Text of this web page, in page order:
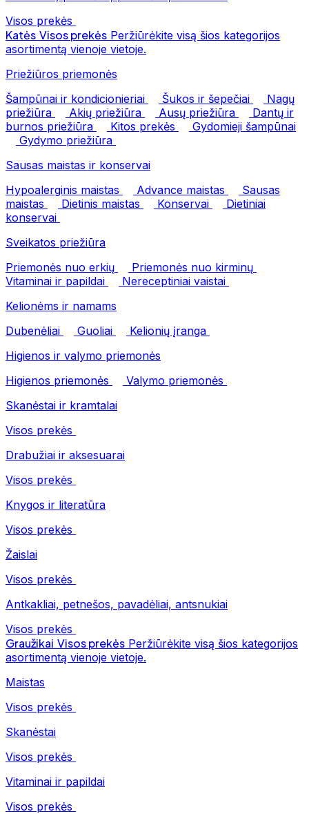
Visos prekės
Katės Visos prekės Peržiūrėkite visą šios kategorijos
asortimentą vienoje vietoje.
Priežiūros priemonės
Šampūnai ir kondicionieriai
Šukos ir šepečiai
Nagų
priežiūra
Akių priežiūra Ausų priežiūra
Dantų ir
burnos priežiūra
Kitos prekės
Gydomieji šampūnai
Gydymo priežiūra
Sausas maistas ir konservai
Hypoalerginis maistas
Advance maistas
Sausas
maistas
Dietinis maistas Konservai
Dietiniai
konservai
Sveikatos priežiūra
Priemonės nuo erkių
Priemonės nuo kirminų
Vitaminai ir papildai
Nereceptiniai vaistai
Kelionėms ir namams
Dubenėliai
Guoliai
Kelionių įranga
Higienos ir valymo priemonės
Higienos priemonės
Valymo priemonės
Skanėstai ir kramtalai
Visos prekės
Drabužiai ir aksesuarai
Visos prekės
Knygos ir literatūra
Visos prekės
Žaislai
Visos prekės
Antkakliai, petnešos, pavadėliai, antsnukiai
Visos prekės
Graužikai Visos prekės Peržiūrėkite visą šios kategorijos
asortimentą vienoje vietoje.
Maistas
Visos prekės
Skanėstai
Visos prekės
Vitaminai ir papildai
Visos prekės